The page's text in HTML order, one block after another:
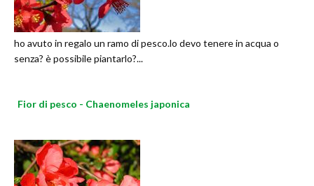
ho avuto in regalo un ramo di pesco.lo devo tenere in acqua o
senza? è possibile piantarlo?...
Fior di pesco - Chaenomeles japonica